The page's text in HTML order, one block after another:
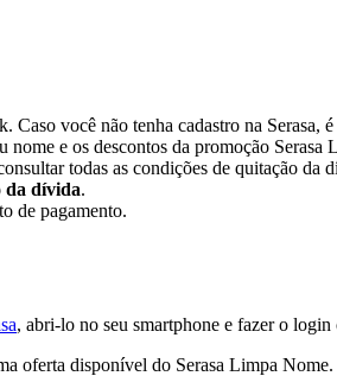
você não tenha cadastro na Serasa,
e os descontos da promoção Serasa
todas as condições de quitação
da dívida.
de pagamento.
, abri-lo no seu smartphone e fazer o login
oferta disponível do Serasa Limpa Nome.